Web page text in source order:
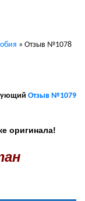
» Отзыв №1078
Отзыв №1079
оригинала!